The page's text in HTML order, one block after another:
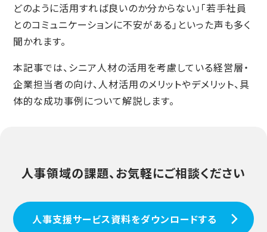
どのように活用すれば良いのか分からない」「若手社員
とのコミュニケーションに不安がある」といった声も多く
聞かれます。
本記事では、シニア人材の活用を考慮している経営層・
企業担当者の向け、人材活用のメリットやデメリット、具
体的な成功事例について解説します。
人事領域の課題、お気軽にご相談ください
人事支援サービス資料をダウンロードする